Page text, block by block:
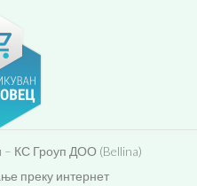
КС Гроуп ДОО (Bellina)
преку интернет